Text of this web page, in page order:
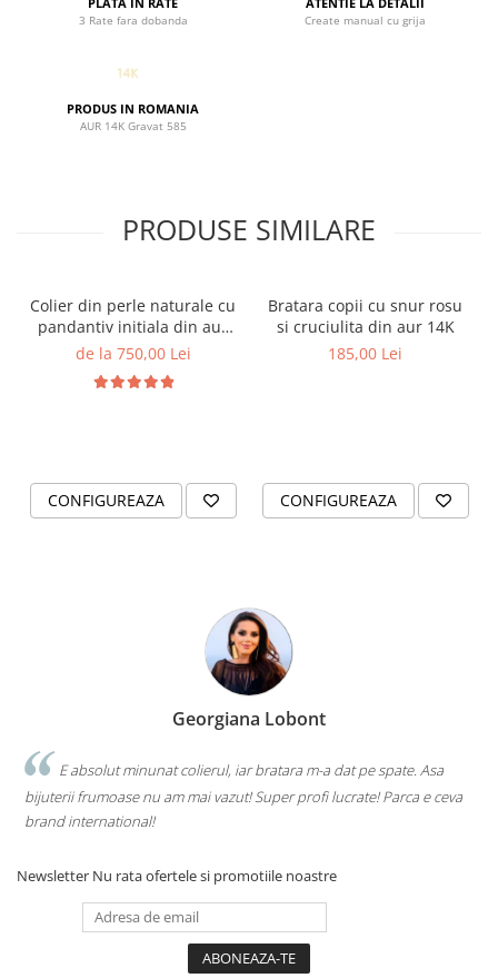
3 Rate fara dobanda Create manual cu grija
PRODUS IN ROMANIA
AUR 14K Gravat 585
PRODUSE SIMILARE
Colier din perle naturale cu
pandantiv initiala din aur
14K si bilute din aur 14K de
de la 750,00 Lei
CONFIGUREAZA
Bratara copii cu snur rosu
si cruciulita din aur 14K
185,00 Lei
CONFIGUREAZA
Georgiana Lobont
E absolut minunat colierul, iar bratara m-a dat pe spate. Asa
bijuterii frumoase nu am mai vazut! Super profi lucrate! Parca e ceva
brand international!
Newsletter Nu rata ofertele si promotiile noastre